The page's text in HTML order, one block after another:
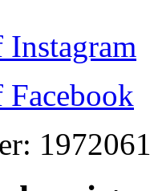
Instagram
Facebook